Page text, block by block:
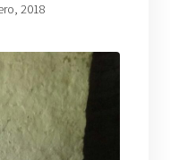
2018